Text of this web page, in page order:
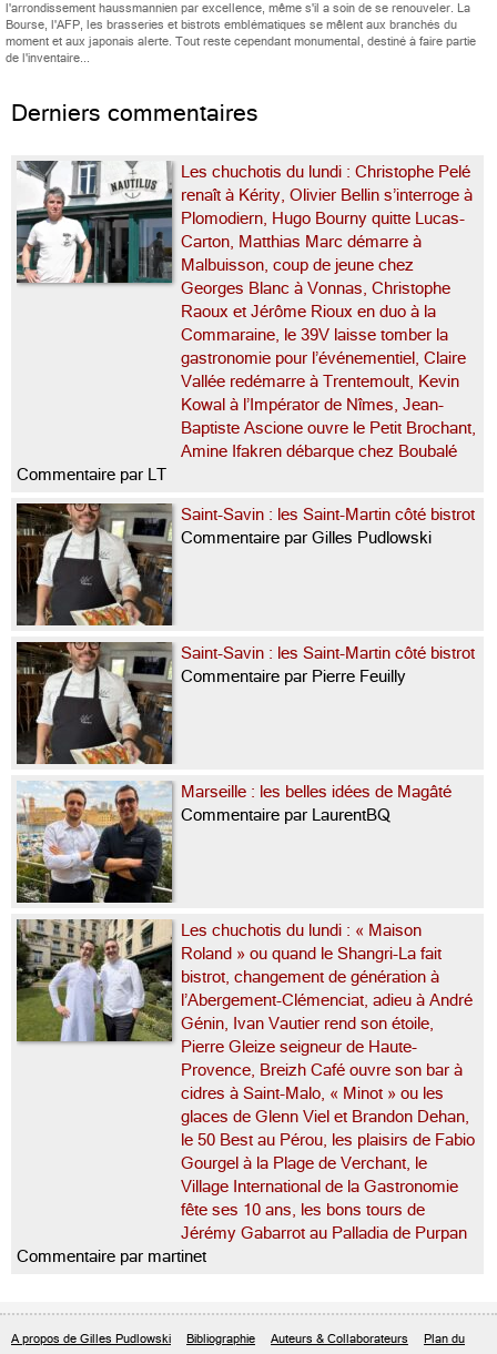
l'arrondissement haussmannien par excellence, même s'il a soin de se renouveler. La
Bourse, l'AFP, les brasseries et bistrots emblématiques se mêlent aux branchés du
moment et aux japonais alerte. Tout reste cependant monumental, destiné à faire partie
de l'inventaire...
Derniers commentaires
Les chuchotis du lundi : Christophe Pelé
renaît à Kérity, Olivier Bellin s’interroge à
Plomodiern, Hugo Bourny quitte Lucas-
Carton, Matthias Marc démarre à
Malbuisson, coup de jeune chez
Georges Blanc à Vonnas, Christophe
Raoux et Jérôme Rioux en duo à la
Commaraine, le 39V laisse tomber la
gastronomie pour l’événementiel, Claire
Vallée redémarre à Trentemoult, Kevin
Kowal à l’Impérator de Nîmes, Jean-
Baptiste Ascione ouvre le Petit Brochant,
Amine Ifakren débarque chez Boubalé
Commentaire par LT
Saint-Savin : les Saint-Martin côté bistrot
Commentaire par Gilles Pudlowski
Saint-Savin : les Saint-Martin côté bistrot
Commentaire par Pierre Feuilly
Marseille : les belles idées de Magâté
Commentaire par LaurentBQ
Les chuchotis du lundi : « Maison
Roland » ou quand le Shangri-La fait
bistrot, changement de génération à
l’Abergement-Clémenciat, adieu à André
Génin, Ivan Vautier rend son étoile,
Pierre Gleize seigneur de Haute-
Provence, Breizh Café ouvre son bar à
cidres à Saint-Malo, « Minot » ou les
glaces de Glenn Viel et Brandon Dehan,
le 50 Best au Pérou, les plaisirs de Fabio
Gourgel à la Plage de Verchant, le
Village International de la Gastronomie
fête ses 10 ans, les bons tours de
Jérémy Gabarrot au Palladia de Purpan
Commentaire par martinet
A propos de Gilles Pudlowski Bibliographie Auteurs & Collaborateurs Plan du